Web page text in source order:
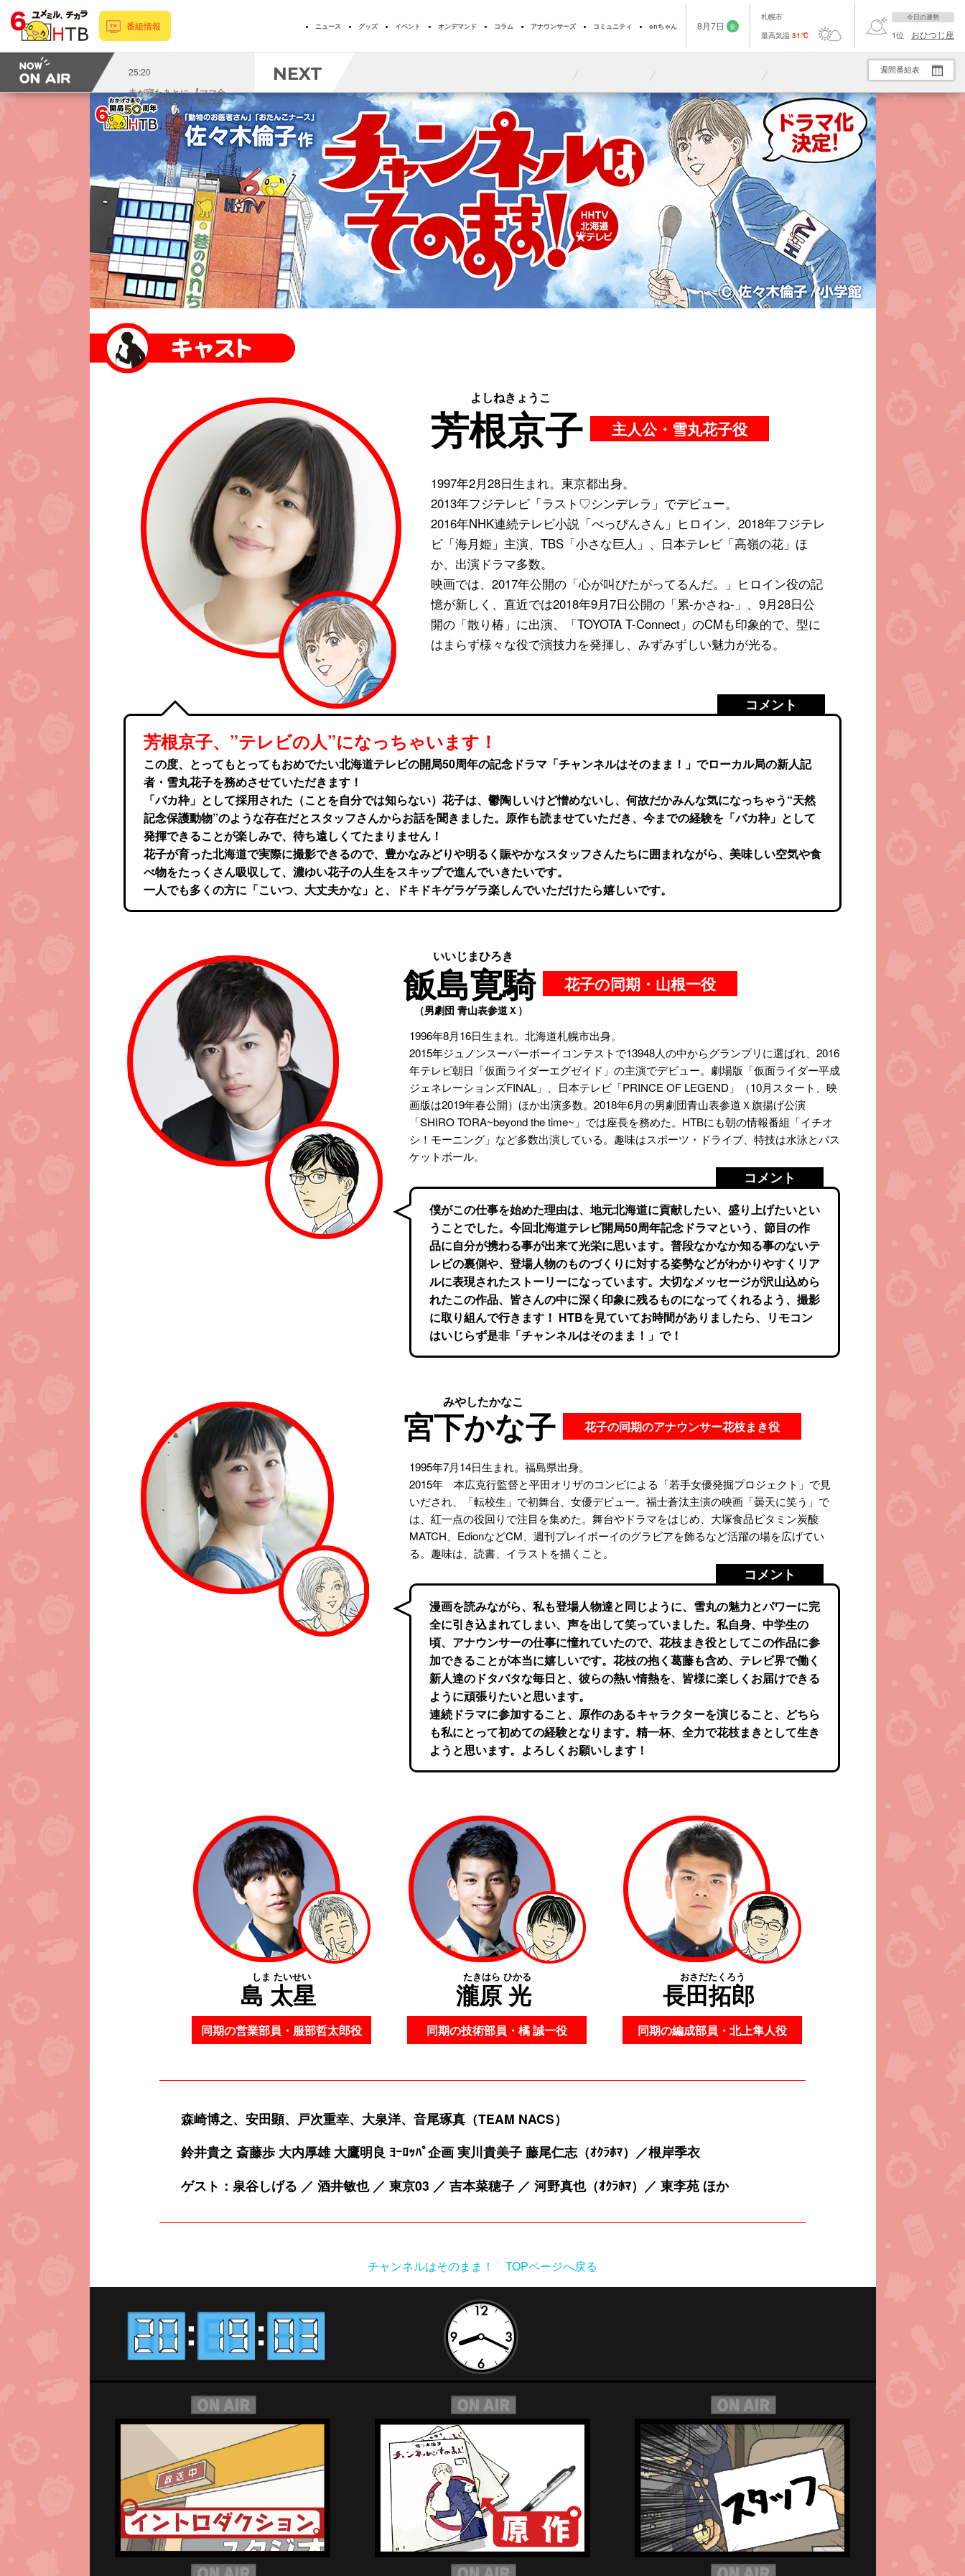
番組情報 ニュース グッズ イベント オンデマンド コラム アナウンサーズ コミュニティ onちゃん 8月7日 金
札幌市
最高気温 31℃
今日の運勢
1位 おひつじ座
25:20
夫が寝たあとに 【ママ会
ライブ特別公開！朝の部…
NEXT
バンドリ！ ゆめ∞みた ＃０８「はなまる」
鬼の花嫁
イチ盛り！【再】
マル得ＪＡＰＡＮ ＧＯＬＤ
週間番組表
芳根京子
よしねきょうこ
主人公・雪丸花子役
1997年2月28日生まれ。東京都出身。
2013年フジテレビ「ラスト♡シンデレラ」でデビュー。
2016年NHK連続テレビ小説「べっぴんさん」ヒロイン、2018年フジテレ
ビ「海月姫」主演、TBS「小さな巨人」、日本テレビ「高嶺の花」ほ
か、出演ドラマ多数。
映画では、2017年公開の「心が叫びたがってるんだ。」ヒロイン役の記
憶が新しく、直近では2018年9月7日公開の「累-かさね-」、9月28日公
開の「散り椿」に出演、「TOYOTA T-Connect」のCMも印象的で、型に
はまらず様々な役で演技力を発揮し、みずみずしい魅力が光る。
コメント
芳根京子、”テレビの人”になっちゃいます！
この度、とってもとってもおめでたい北海道テレビの開局50周年の記念ドラマ「チャンネルはそのまま！」でローカル局の新人記
者・雪丸花子を務めさせていただきます！
「バカ枠」として採用された（ことを自分では知らない）花子は、鬱陶しいけど憎めないし、何故だかみんな気になっちゃう“天然
記念保護動物”のような存在だとスタッフさんからお話を聞きました。原作も読ませていただき、今までの経験を「バカ枠」として
発揮できることが楽しみで、待ち遠しくてたまりません！
花子が育った北海道で実際に撮影できるので、豊かなみどりや明るく賑やかなスタッフさんたちに囲まれながら、美味しい空気や食
べ物をたっくさん吸収して、濃ゆい花子の人生をスキップで進んでいきたいです。
一人でも多くの方に「こいつ、大丈夫かな」と、ドキドキゲラゲラ楽しんでいただけたら嬉しいです。
飯島寛騎
いいじまひろき
（男劇団 青山表参道Ｘ）
花子の同期・山根一役
1996年8月16日生まれ。北海道札幌市出身。
2015年ジュノンスーパーボーイコンテストで13948人の中からグランプリに選ばれ、2016
年テレビ朝日「仮面ライダーエグゼイド」の主演でデビュー。劇場版「仮面ライダー平成
ジェネレーションズFINAL」、日本テレビ「PRINCE OF LEGEND」（10月スタート、映
画版は2019年春公開）ほか出演多数。2018年6月の男劇団青山表参道Ｘ旗揚げ公演
「SHIRO TORA~beyond the time~」では座長を務めた。HTBにも朝の情報番組「イチオ
シ！モーニング」など多数出演している。趣味はスポーツ・ドライブ、特技は水泳とバス
ケットボール。
コメント
僕がこの仕事を始めた理由は、地元北海道に貢献したい、盛り上げたいとい
うことでした。今回北海道テレビ開局50周年記念ドラマという、節目の作
品に自分が携わる事が出来て光栄に思います。普段なかなか知る事のないテ
レビの裏側や、登場人物のものづくりに対する姿勢などがわかりやすくリア
ルに表現されたストーリーになっています。大切なメッセージが沢山込めら
れたこの作品、皆さんの中に深く印象に残るものになってくれるよう、撮影
に取り組んで行きます！ HTBを見ていてお時間がありましたら、リモコン
はいじらず是非「チャンネルはそのまま！」で！
宮下かな子
みやしたかなこ
花子の同期のアナウンサー花枝まき役
1995年7月14日生まれ。福島県出身。
2015年 本広克行監督と平田オリザのコンビによる「若手女優発掘プロジェクト」で見
いだされ、「転校生」で初舞台、女優デビュー。福士蒼汰主演の映画「曇天に笑う」で
は、紅一点の役回りで注目を集めた。舞台やドラマをはじめ、大塚食品ビタミン炭酸
MATCH、EdionなどCM、週刊プレイボーイのグラビアを飾るなど活躍の場を広げてい
る。趣味は、読書、イラストを描くこと。
コメント
漫画を読みながら、私も登場人物達と同じように、雪丸の魅力とパワーに完
全に引き込まれてしまい、声を出して笑っていました。私自身、中学生の
頃、アナウンサーの仕事に憧れていたので、花枝まき役としてこの作品に参
加できることが本当に嬉しいです。花枝の抱く葛藤も含め、テレビ界で働く
新人達のドタバタな毎日と、彼らの熱い情熱を、皆様に楽しくお届けできる
ように頑張りたいと思います。
連続ドラマに参加すること、原作のあるキャラクターを演じること、どちら
も私にとって初めての経験となります。精一杯、全力で花枝まきとして生き
ようと思います。よろしくお願いします！
島 太星
しま たいせい
同期の営業部員・服部哲太郎役
瀧原 光
たきはら ひかる
同期の技術部員・橘 誠一役
長田拓郎
おさだたくろう
同期の編成部員・北上隼人役
森崎博之、安田顕、戸次重幸、大泉洋、音尾琢真（TEAM NACS）
鈴井貴之 斎藤歩 大内厚雄 大鷹明良 ﾖｰﾛｯﾊﾟ企画 実川貴美子 藤尾仁志（ｵｸﾗﾎﾏ）／根岸季衣
ゲスト：泉谷しげる ／ 酒井敏也 ／ 東京03 ／ 吉本菜穂子 ／ 河野真也（ｵｸﾗﾎﾏ）／ 東李苑 ほか
チャンネルはそのまま！ TOPページへ戻る